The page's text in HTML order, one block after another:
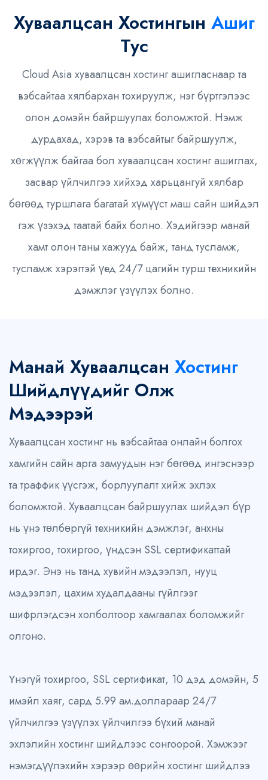
Хуваалцсан Хостингын Ашиг
Тус
Cloud Asia хуваалцсан хостинг ашигласнаар та
вэбсайтаа хялбархан тохируулж, нэг бүртгэлээс
олон домэйн байршуулах боломжтой. Нэмж
дурдахад, хэрэв та вэбсайтыг байршуулж,
хөгжүүлж байгаа бол хуваалцсан хостинг ашиглах,
засвар үйлчилгээ хийхэд харьцангуй хялбар
бөгөөд туршлага багатай хүмүүст маш сайн шийдэл
гэж үзэхэд таатай байх болно. Хэдийгээр манай
хамт олон таны хажууд байж, танд тусламж,
тусламж хэрэгтэй үед 24/7 цагийн турш техникийн
дэмжлэг үзүүлэх болно.
Манай Хуваалцсан Хостинг
Шийдлүүдийг Олж
Мэдээрэй
Хуваалцсан хостинг нь вэбсайтаа онлайн болгох
хамгийн сайн арга замуудын нэг бөгөөд ингэснээр
та траффик үүсгэж, борлуулалт хийж эхлэх
боломжтой. Хуваалцсан байршуулах шийдэл бүр
нь үнэ төлбөргүй техникийн дэмжлэг, анхны
тохиргоо, тохиргоо, үндсэн SSL сертификаттай
ирдэг. Энэ нь танд хувийн мэдээлэл, нууц
мэдээлэл, цахим худалдааны гүйлгээг
шифрлэгдсэн холболтоор хамгаалах боломжийг
олгоно.
Үнэгүй тохиргоо, SSL сертификат, 10 дэд домэйн, 5
имэйл хаяг, сард 5.99 ам.доллараар 24/7
үйлчилгээ үзүүлэх үйлчилгээ бүхий манай
эхлэлийн хостинг шийдлээс сонгоорой. Хэмжээг
нэмэгдүүлэхийн хэрээр өөрийн хостинг шийдлээ